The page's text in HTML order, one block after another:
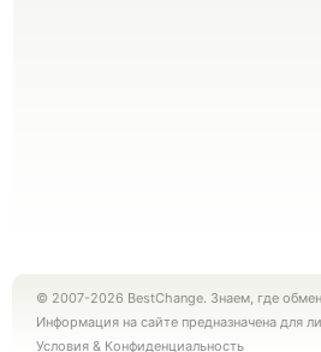
© 2007-2026 BestChange. Знаем, где
Информация на сайте предназначена для
Условия & Конфиденциальность